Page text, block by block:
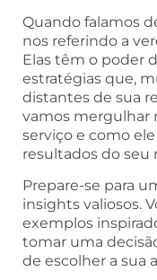
Quando falamos
nos referindo a
Elas têm o poder
estratégias que,
distantes de sua
vamos mergulhar
serviço e como
resultados do seu
Prepare-se para
insights valiosos.
exemplos
tomar uma
de escolher a sua